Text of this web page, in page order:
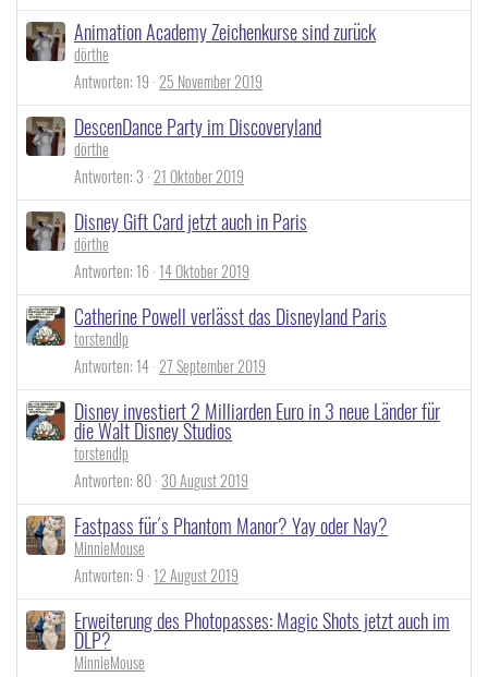
Animation Academy Zeichenkurse sind zurück
dörthe
Antworten 19 25 November 2019
DescenDance Party im Discoveryland
dörthe
Antworten 3 21 Oktober 2019
Disney Gift Card jetzt auch in Paris
dörthe
Antworten 16 14 Oktober 2019
Catherine Powell verlässt das Disneyland Paris
torstendlp
Antworten 14 27 September 2019
Disney investiert 2 Milliarden Euro in 3 neue Länder für
die Walt Disney Studios
torstendlp
Antworten 80 30 August 2019
Fastpass für´s Phantom Manor? Yay oder Nay?
MinnieMouse
Antworten 9 12 August 2019
Erweiterung des Photopasses: Magic Shots jetzt auch im
DLP?
MinnieMouse